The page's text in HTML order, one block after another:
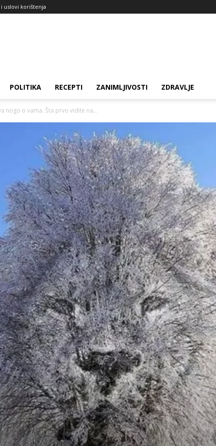
i uslovi korištenja
POLITIKA RECEPTI ZANIMLJIVOSTI ZDRAVLJE
nogo o vama. Šta prvo vidite na...